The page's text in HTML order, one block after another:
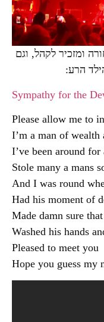
ומזכיר לקהל, וגם
הרע:
Sympathy for the
Please allow me to
I’m a man of wealth
I’ve been around
Stole many a mans
And I was round
Had his moment of
Made damn sure
Washed his hands
Pleased to meet you
Hope you guess my